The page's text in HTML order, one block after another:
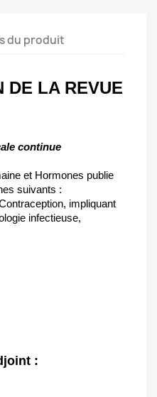
du produit
DE LA REVUE
continue
et Hormones publie
suivants :
impliquant
infectieuse,
: